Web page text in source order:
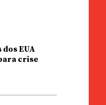
EUA
crise